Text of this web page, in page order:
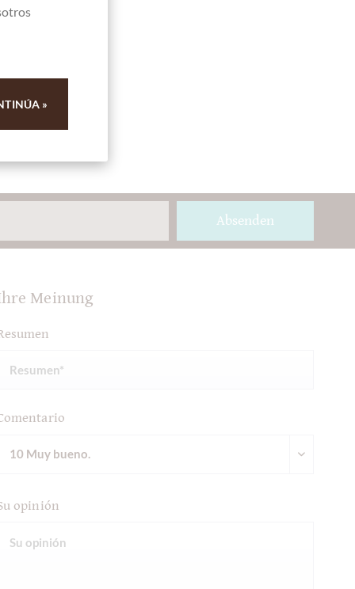
Absenden
Meinung
opinión
»